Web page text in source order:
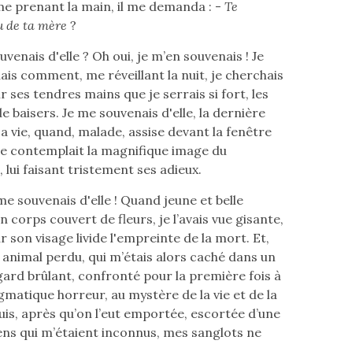
prenant la main, il me demanda­ : - Te
de ta mère ?
d'elle ? Oh oui, je m’en souvenais ! Je
comment, me réveillant la nuit, je cherchais
ses tendres mains que je serrais si fort, les
baisers. Je me souvenais d'elle, la dernière
vie, quand, malade, assise devant la fenêtre
contemplait la magnifique image du
lui faisant tristement ses adieux.
souvenais d'elle ! Quand jeune et belle
corps couvert de fleurs, je l’avais vue gisante,
son visage livide l'empreinte de la mort. Et,
perdu, qui m’étais alors caché dans un
brûlant, confronté pour la première fois à
horreur, au mystère de la vie et de la
après qu’on l’eut emportée, escortée d’une
qui m’étaient inconnus, mes sanglots ne